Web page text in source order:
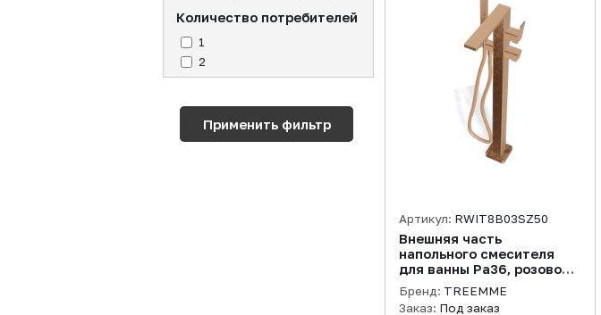
Количество потребителей
1
2
Артикул: RWIT8B03SZ50
Внешняя часть
напольного смесителя
для ванны Pa36, розовое
золото брашированное
Бренд: TREEMME
Заказ: Под заказ